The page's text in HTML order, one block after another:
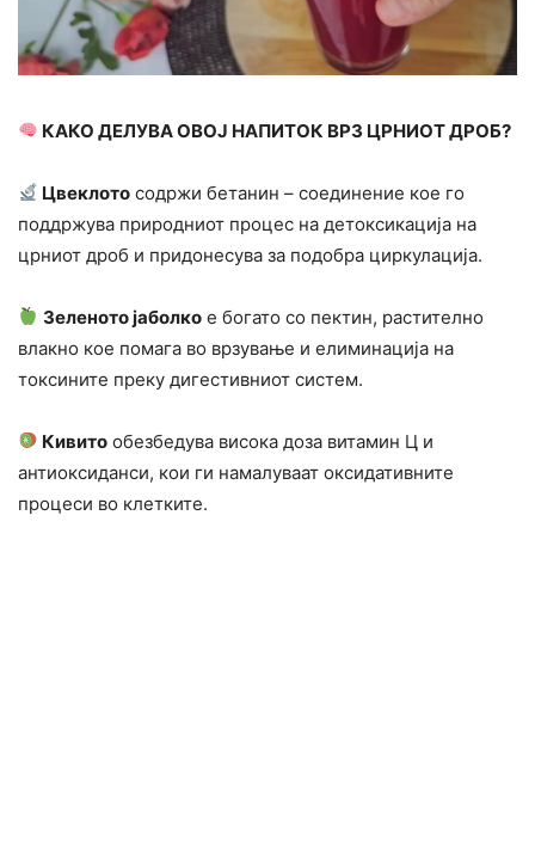
КАКО ДЕЛУВА ОВОЈ НАПИТОК ВРЗ ЦРНИОТ ДРОБ?
Цвеклото содржи бетанин – соединение кое го
поддржува природниот процес на детоксикација на
црниот дроб и придонесува за подобра циркулација.
Зеленото јаболко е богато со пектин, растително
влакно кое помага во врзување и елиминација на
токсините преку дигестивниот систем.
Кивито обезбедува висока доза витамин Ц и
антиоксиданси, кои ги намалуваат оксидативните
процеси во клетките.